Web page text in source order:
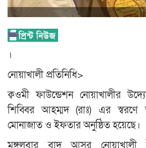
।
নোয়াখালী প্রতিনিধি>
ক্বওমী ফাউন্ডেশন নোয়াখালীর
শিব্বির আহম্মদ (রাঃ) এর
মোনাজাত ও ইফতার অনুষ্ঠিত হয়েছে।
মঙ্গলবার বাদ আসর নোয়াখালী